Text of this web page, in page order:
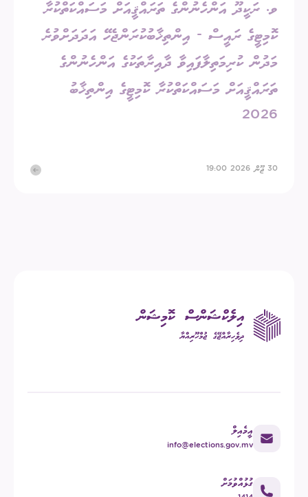
ވ. ރަކީދޫ އަންހެނުންގެ ތަރައްޤީއަށް މަސައްކަތްކުރާ
ކޮމިޓީގެ ރައީސް - އިންތިޚާބުކުރަންޖެހޭ އަދަދަށްވުރެ
މަދުން ކުރިމަތިލާފައިވާ ދާއިރާތަކުގެ އަންހެނުންގެ
ތަރައްޤީއަށް މަސައްކަތްކުރާ ކޮމިޓީގެ އިންތިޚާބު
2026
30 ޖޫން 2026 19:00
އީމެއިލް
info@elections.gov.mv
ގުޅުއްވުމަށް